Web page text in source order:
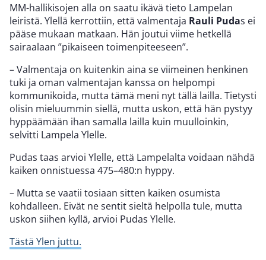
MM-hallikisojen alla on saatu ikävä tieto Lampelan
leiristä. Ylellä kerrottiin, että valmentaja Rauli Pudas ei
pääse mukaan matkaan. Hän joutui viime hetkellä
sairaalaan ”pikaiseen toimenpiteeseen”.
– Valmentaja on kuitenkin aina se viimeinen henkinen
tuki ja oman valmentajan kanssa on helpompi
kommunikoida, mutta tämä meni nyt tällä lailla. Tietysti
olisin mieluummin siellä, mutta uskon, että hän pystyy
hyppäämään ihan samalla lailla kuin muulloinkin,
selvitti Lampela Ylelle.
Pudas taas arvioi Ylelle, että Lampelalta voidaan nähdä
kaiken onnistuessa 475–480:n hyppy.
– Mutta se vaatii tosiaan sitten kaiken osumista
kohdalleen. Eivät ne sentit sieltä helpolla tule, mutta
uskon siihen kyllä, arvioi Pudas Ylelle.
Tästä Ylen juttu.